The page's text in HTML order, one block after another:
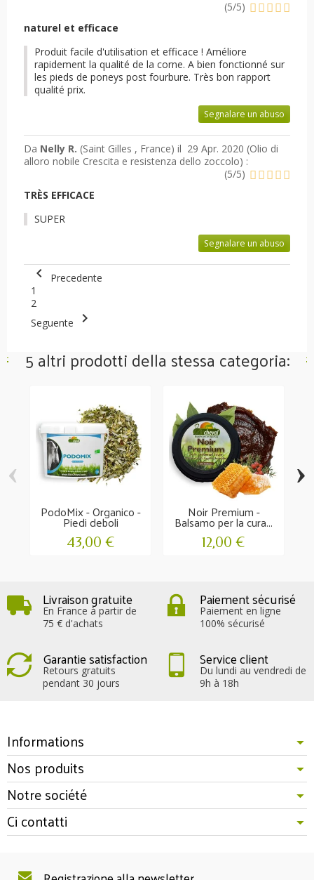
(5/5)
naturel et efficace
Produit facile d'utilisation et efficace ! Améliore
rapidement la qualité de la corne. A bien fonctionné sur
les pieds de poneys post fourbure. Très bon rapport
qualité prix.
Segnalare un abuso
Da Nelly R. (Saint Gilles , France) il 29 Apr. 2020 (Olio di
alloro nobile Crescita e resistenza dello zoccolo) :
(5/5)
TRÈS EFFICACE
SUPER
Segnalare un abuso

Precedente
1
2
Seguente

5 altri prodotti della stessa categoria:
PodoMix - Organico -
Piedi deboli
43,00 €
Noir Premium -
Balsamo per la cura...
12,00 €
‹ ›
Livraison gratuite
En France à partir de
75 € d'achats
Paiement sécurisé
Paiement en ligne
100% sécurisé
Garantie satisfaction
Retours gratuits
pendant 30 jours
Service client
Du lundi au vendredi de
9h à 18h
Informations
Nos produits
Notre société
Ci contatti